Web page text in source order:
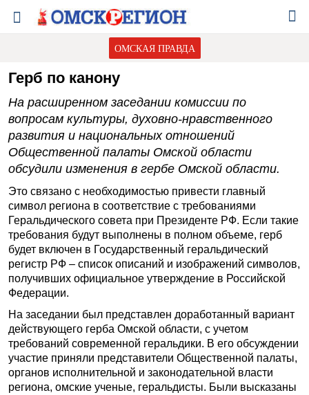
ОМСКАЯ ПРАВДА
Герб по канону
На расширенном заседании комиссии по
вопросам культуры, духовно-нравственного
развития и национальных отношений
Общественной палаты Омской области
обсудили изменения в гербе Омской области.
Это связано с необходимостью привести главный
символ региона в соответствие с требованиями
Геральдического совета при Президенте РФ. Если такие
требования будут выполнены в полном объеме, герб
будет включен в Государственный геральдический
регистр РФ – список описаний и изображений символов,
получивших официальное утверждение в Российской
Федерации.
На заседании был представлен доработанный вариант
действующего герба Омской области, с учетом
требований современной геральдики. В его обсуждении
участие приняли представители Общественной палаты,
органов исполнительной и законодательной власти
региона, омские ученые, геральдисты. Были высказаны